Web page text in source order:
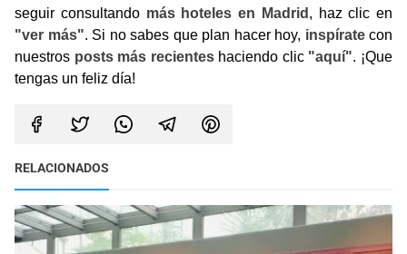
seguir consultando más hoteles en Madrid , haz clic en
"ver más". Si no sabes que plan hacer hoy, inspíratecon
nuestros posts más recientes haciendo clic "aquí". ¡Que
tengas un feliz día!
RELACIONADOS